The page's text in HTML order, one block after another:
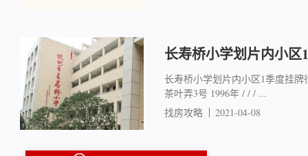
长寿桥小学划片内小区
长寿桥小学划片内小区1季度挂
茶叶弄3号 1996年 / / / ...
找房攻略
2021-04-08